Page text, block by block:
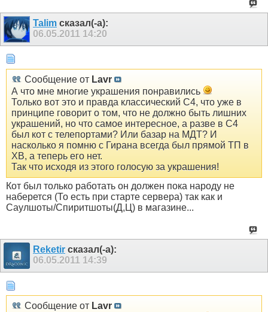
Talim сказал(-а):
06.05.2011 14:20
Сообщение от Lavr
А что мне многие украшения понравились
Только вот это и правда классический С4, что уже в
принципе говорит о том, что не должно быть лишних
украшений, но что самое интересное, а разве в С4
был кот с телепортами? Или базар на МДТ? И
насколько я помню с Гирана всегда был прямой ТП в
ХВ, а теперь его нет.
Так что исходя из этого голосую за украшения!
Кот был только работать он должен пока народу не
наберется (То есть при старте сервера) так как и
Саулшоты/Спиритшоты(Д,Ц) в магазине...
Reketir сказал(-а):
06.05.2011 14:39
Сообщение от Lavr